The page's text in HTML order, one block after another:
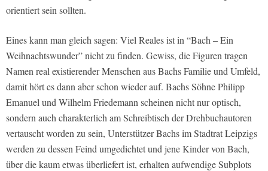
orientiert sein sollten.
Eines kann man gleich sagen: Viel Reales ist in “Bach – Ein
Weihnachtswunder” nicht zu finden. Gewiss, die Figuren tragen
Namen real existierender Menschen aus Bachs Familie und Umfeld,
damit hört es dann aber schon wieder auf. Bachs Söhne Philipp
Emanuel und Wilhelm Friedemann scheinen nicht nur optisch,
sondern auch charakterlich am Schreibtisch der Drehbuchautoren
vertauscht worden zu sein, Unterstützer Bachs im Stadtrat Leipzigs
werden zu dessen Feind umgedichtet und jene Kinder von Bach,
über die kaum etwas überliefert ist, erhalten aufwendige Subplots